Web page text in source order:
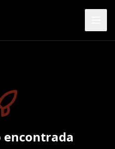
encontrada